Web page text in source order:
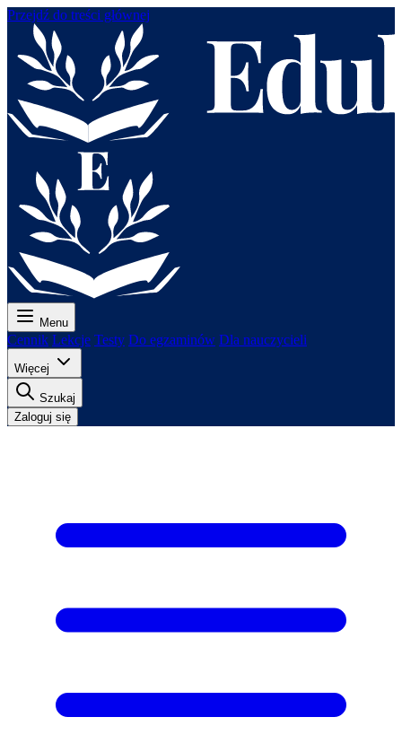
Przejdź do treści głównej
Menu
Cennik Lekcje Testy Do egzaminów Dla nauczycieli
Więcej
Szukaj
Zaloguj się